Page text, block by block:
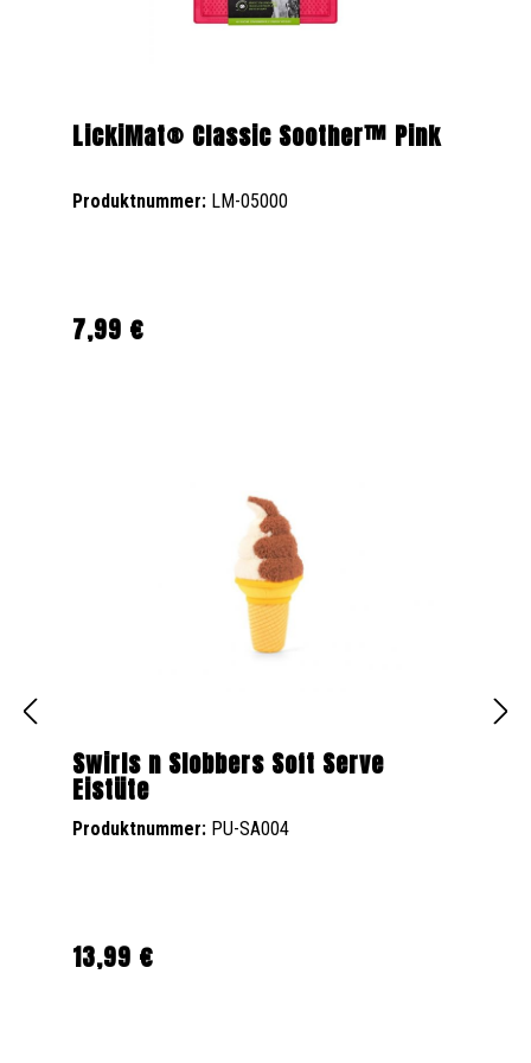
LickiMat® Classic Soother™ Pink
Produktnummer: LM-05000
Regulärer Preis:
7,99 €
Swirls n Slobbers Soft Serve
Eistüte
Produktnummer: PU-SA004
Regulärer Preis:
13,99 €